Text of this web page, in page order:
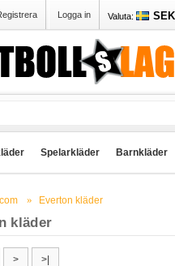
Logga in Valuta: SEK
Spelarkläder Barnkläder
Everton kläder
kläder
> >|